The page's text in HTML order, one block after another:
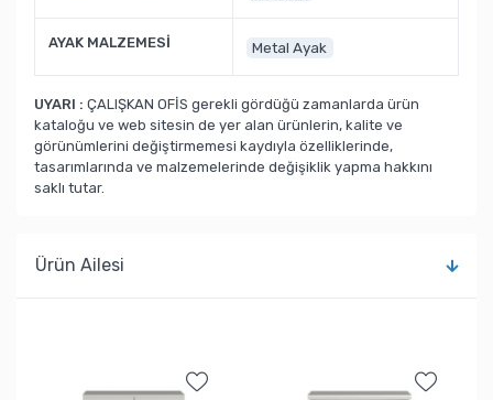
AYAK MALZEMESİ Metal Ayak
UYARI : ÇALIŞKAN OFİS gerekli gördüğü zamanlarda ürün
kataloğu ve web sitesin de yer alan ürünlerin, kalite ve
görünümlerini değiştirmemesi kaydıyla özelliklerinde,
tasarımlarında ve malzemelerinde değişiklik yapma hakkını
saklı tutar.
Ürün Ailesi